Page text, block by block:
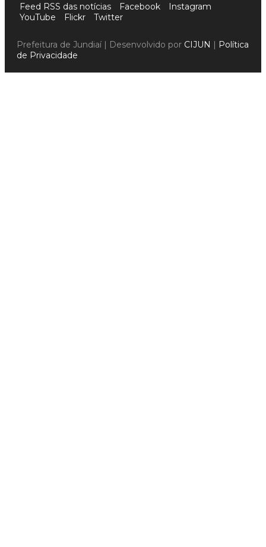
Feed RSS das notícias Facebook
Instagram
YouTube
Flickr Twitter
Prefeitura de Jundiaí | Desenvolvido por CIJUN | Política
de Privacidade